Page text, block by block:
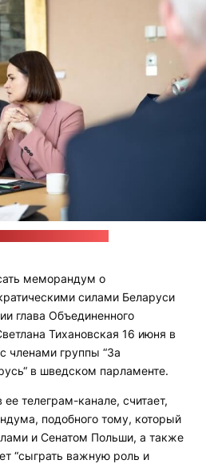
меморандум о
силами Беларуси
глава Объединенного
Тихановская 16 июня в
членами группы “За
в шведском парламенте.
ее телеграм-канале, считает,
подобного тому, который
и Сенатом Польши, а также
“сыграть важную роль и